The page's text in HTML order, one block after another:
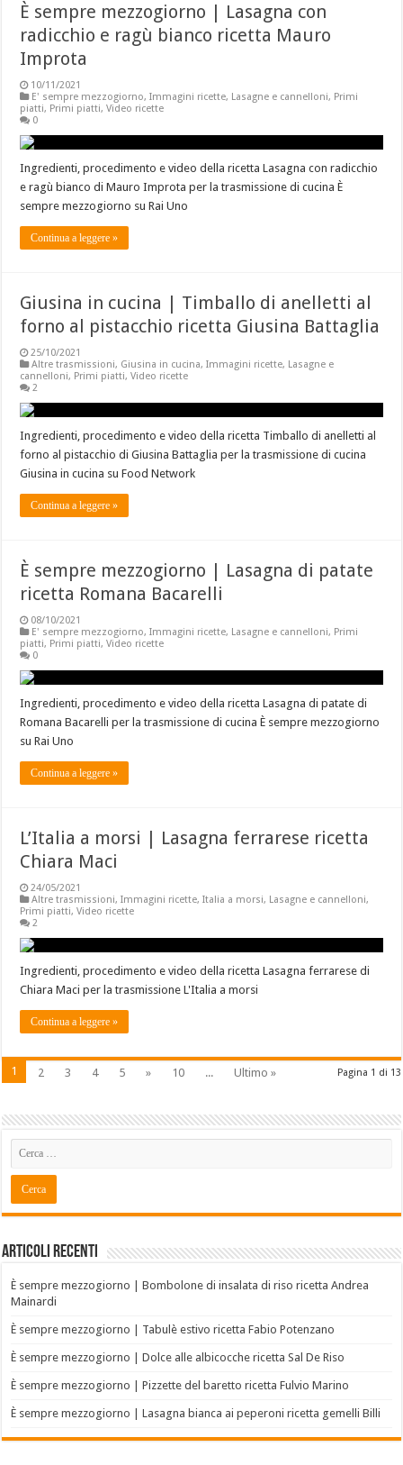
È sempre mezzogiorno | Lasagna con
radicchio e ragù bianco ricetta Mauro
Improta
10/11/2021
E' sempre mezzogiorno,Immagini ricette, Lasagne e cannelloni, Primi
piatti, Primi piatti,Video ricette
0
Ingredienti, procedimento e video della ricetta Lasagna con radicchio
e ragù bianco di Mauro Improta per la trasmissione di cucina È
sempre mezzogiorno su Rai Uno
Continua a leggere »
Giusina in cucina | Timballo di anelletti al
forno al pistacchio ricetta Giusina Battaglia
25/10/2021
Altre trasmissioni, Giusina in cucina,Immagini ricette, Lasagne e
cannelloni, Primi piatti,Video ricette
2
Ingredienti, procedimento e video della ricetta Timballo di anelletti al
forno al pistacchio di Giusina Battaglia per la trasmissione di cucina
Giusina in cucina su Food Network
Continua a leggere »
È sempre mezzogiorno | Lasagna di patate
ricetta Romana Bacarelli
08/10/2021
E' sempre mezzogiorno,Immagini ricette, Lasagne e cannelloni, Primi
piatti, Primi piatti,Video ricette
0
Ingredienti, procedimento e video della ricetta Lasagna di patate di
Romana Bacarelli per la trasmissione di cucina È sempre mezzogiorno
su Rai Uno
Continua a leggere »
L’Italia a morsi | Lasagna ferrarese ricetta
Chiara Maci
24/05/2021
Altre trasmissioni,Immagini ricette,Italia a morsi, Lasagne e cannelloni,
Primi piatti,Video ricette
2
Ingredienti, procedimento e video della ricetta Lasagna ferrarese di
Chiara Maci per la trasmissione L'Italia a morsi
Continua a leggere »
Pagina 1 di 13
1 2 3 4 5 » 10 ... Ultimo »
Articoli recenti
È sempre mezzogiorno | Bombolone di insalata di riso ricetta Andrea
Mainardi
È sempre mezzogiorno | Tabulè estivo ricetta Fabio Potenzano
È sempre mezzogiorno | Dolce alle albicocche ricetta Sal De Riso
È sempre mezzogiorno | Pizzette del baretto ricetta Fulvio Marino
È sempre mezzogiorno | Lasagna bianca ai peperoni ricetta gemelli Billi